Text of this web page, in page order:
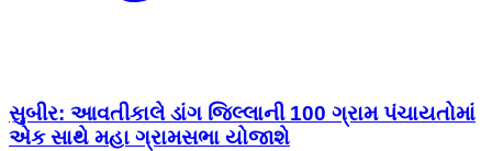
સુબીર: આવતીકાલે ડાંગ જિલ્લાની 100 ગ્રામ પંચાયતોમાં
એક સાથે મહા ગ્રામસભા યોજાશે